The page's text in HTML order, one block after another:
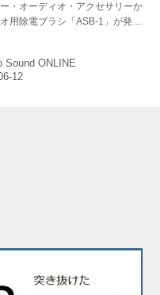
・オーディオ・アクセサリーか
用除電ブラシ「ASB-1」が発売
￥9,800（税別）。 ASB-1は、
とを目的としたブラシ。ブラシ
ケミカルが開発した芯鞘複合導
代え難いものです。私たちはそ
Sound ONLINE